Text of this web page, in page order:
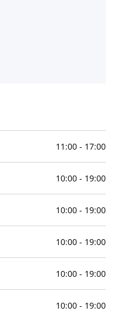
11:00- 17:00
10:00- 19:00
10:00- 19:00
10:00- 19:00
10:00- 19:00
10:00- 19:00